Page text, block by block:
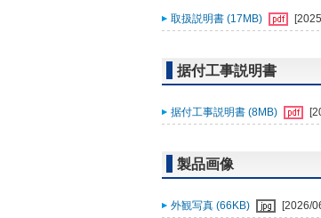
取扱説明書 (17MB)
据付工事説明書
据付工事説明書 (8MB)
製品画像
外観写真 (66KB)
[2026/